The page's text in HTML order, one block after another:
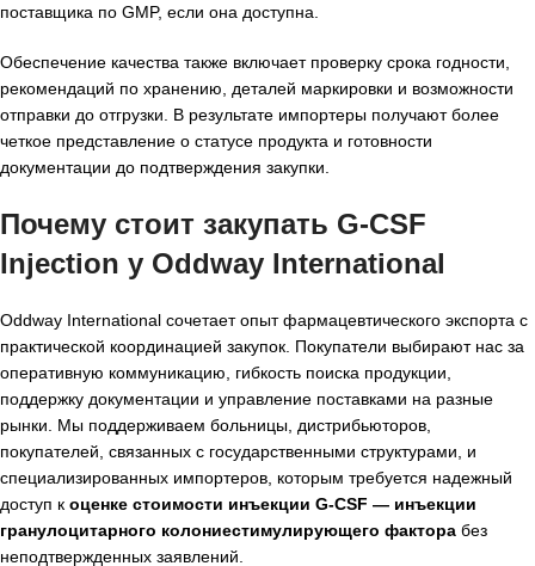
поставщика по GMP, если она доступна.
Обеспечение качества также включает проверку срока годности,
рекомендаций по хранению, деталей маркировки и возможности
отправки до отгрузки. В результате импортеры получают более
четкое представление о статусе продукта и готовности
документации до подтверждения закупки.
Почему стоит закупать G-CSF
Injection у Oddway International
Oddway International сочетает опыт фармацевтического экспорта с
практической координацией закупок. Покупатели выбирают нас за
оперативную коммуникацию, гибкость поиска продукции,
поддержку документации и управление поставками на разные
рынки. Мы поддерживаем больницы, дистрибьюторов,
покупателей, связанных с государственными структурами, и
специализированных импортеров, которым требуется надежный
доступ к оценке стоимости инъекции G-CSF — инъекции
гранулоцитарного колониестимулирующего фактора без
неподтвержденных заявлений.